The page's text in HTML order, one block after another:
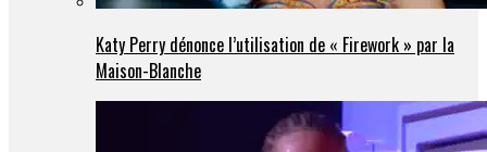
Katy Perry dénonce l’utilisation de « Firework » par la
Maison-Blanche